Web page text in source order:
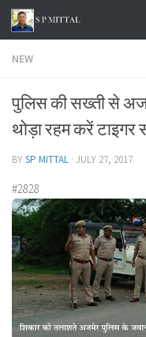
Skip to content
NEW
पुलिस की सख्ती से
थोड़ा रहम करें टाइगर
BYSP MITTAL · JULY 27, 2017
#2828